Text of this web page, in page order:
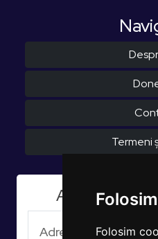
Folosim
Termeni
Aboneaza-te